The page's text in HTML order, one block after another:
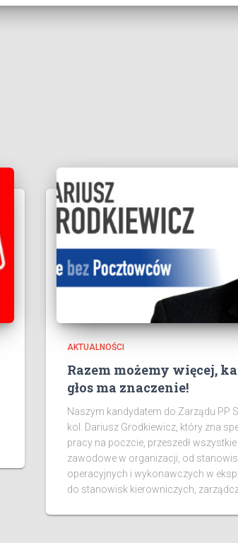
AKTUALNOŚCI
Razem możemy więcej,
głos ma znaczenie!
Naszym kandydatem do Zarządu PP
kol. Dariusz Grodkiewicz, który zna
pracy na poczcie, przeszedł
zawodowe w organizacji, od
operacyjnych i wykonawczych w
do stanowisk kierowniczych,